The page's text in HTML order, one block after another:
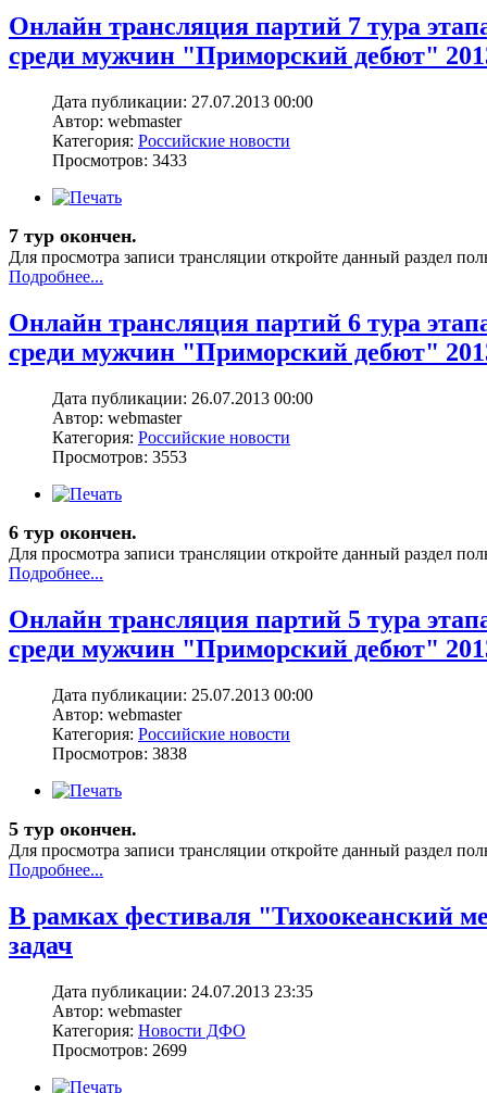
Онлайн трансляция партий 7 тура
среди мужчин "Приморский дебют"
Дата публикации: 27.07.2013 00:00
Автор: webmaster
Категория: Российские новости
Просмотров: 3433
7 тур окончен.
Для просмотра записи трансляции откройте данный раздел
Подробнее...
Онлайн трансляция партий 6 тура
среди мужчин "Приморский дебют"
Дата публикации: 26.07.2013 00:00
Автор: webmaster
Категория: Российские новости
Просмотров: 3553
6 тур окончен.
Для просмотра записи трансляции откройте данный раздел
Подробнее...
Онлайн трансляция партий 5 тура
среди мужчин "Приморский дебют"
Дата публикации: 25.07.2013 00:00
Автор: webmaster
Категория: Российские новости
Просмотров: 3838
5 тур окончен.
Для просмотра записи трансляции откройте данный раздел
Подробнее...
В рамках фестиваля "Тихоокеанский
задач
Дата публикации: 24.07.2013 23:35
Автор: webmaster
Категория: Новости ДФО
Просмотров: 2699